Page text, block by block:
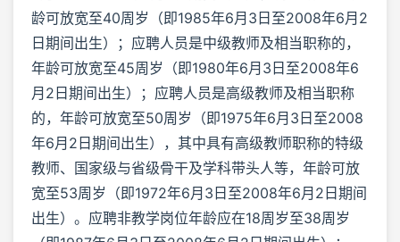
龄可放宽至40周岁（即1985年6月3日至2008年6月2
日期间出生）；应聘人员是中级教师及相当职称的，
年龄可放宽至45周岁（即1980年6月3日至2008年6
月2日期间出生）；应聘人员是高级教师及相当职称
的，年龄可放宽至50周岁（即1975年6月3日至2008
年6月2日期间出生），其中具有高级教师职称的特级
教师、国家级与省级骨干及学科带头人等，年龄可放
宽至53周岁（即1972年6月3日至2008年6月2日期间
出生）。应聘非教学岗位年龄应在18周岁至38周岁